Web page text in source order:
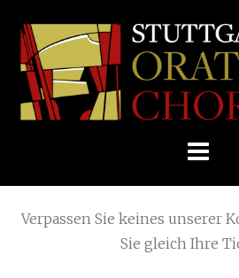
Skip
E.V.
Home Weihnachtskonzert »
Verpassen Sie keines unserer
Sie gleich Ihre